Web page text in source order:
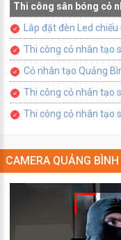
Thi công sân bóng cỏ
Lắp đặt đèn Led
Thi công cỏ nhân tạo
Cỏ nhân tạo Quảng
Thi công cỏ nhân tạo
Thi công cỏ nhân tạo
CAMERA QUẢNG BÌNH